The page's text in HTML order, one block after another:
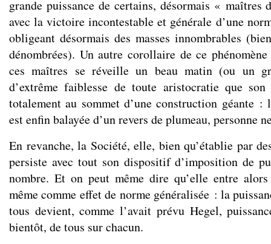
grande puissance de certains, désormais « maîtres
avec la victoire incontestable et générale d’une
obligeant désormais des masses innombrables
dénombrées). Un autre corollaire de ce
ces maîtres se réveille un beau matin (ou un
d’extrême faiblesse de toute aristocratie que
totalement au sommet d’une construction géante :
est enfin balayée d’un revers de plumeau, personne
En revanche, la Société, elle, bien qu’établie par
persiste avec tout son dispositif d’imposition de
nombre. Et on peut même dire qu’elle entre alors
même comme effet de norme généralisée : la
tous devient, comme l’avait prévu Hegel,
bientôt, de tous sur chacun.